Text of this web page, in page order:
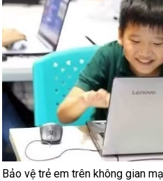
Bảo vệ trẻ em trên không gian